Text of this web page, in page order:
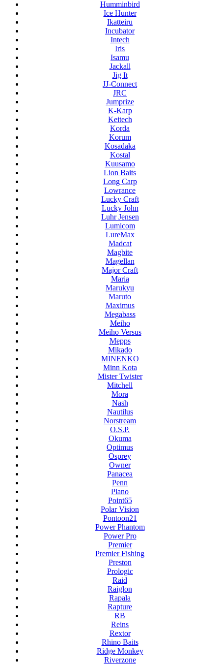
Humminbird
Ice Hunter
Ikatteiru
Incubator
Intech
Iris
Isamu
Jackall
Jig It
JJ-Connect
JRC
Jumprize
K-Karp
Keitech
Korda
Korum
Kosadaka
Kostal
Kuusamo
Lion Baits
Long Carp
Lowrance
Lucky Craft
Lucky John
Luhr Jensen
Lumicom
LureMax
Madcat
Magbite
Magellan
Major Craft
Maria
Marukyu
Maruto
Maximus
Megabass
Meiho
Meiho Versus
Mepps
Mikado
MINENKO
Minn Kota
Mister Twister
Mitchell
Mora
Nash
Nautilus
Norstream
O.S.P.
Okuma
Optimus
Osprey
Owner
Panacea
Penn
Plano
Point65
Polar Vision
Pontoon21
Power Phantom
Power Pro
Premier
Premier Fishing
Preston
Prologic
Raid
Raiglon
Rapala
Rapture
RB
Reins
Rextor
Rhino Baits
Ridge Monkey
Riverzone